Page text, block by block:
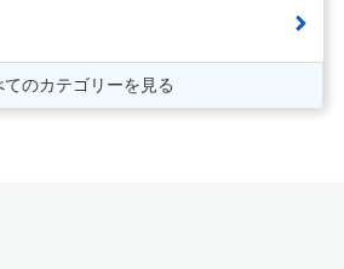
てのカテゴリーを見る